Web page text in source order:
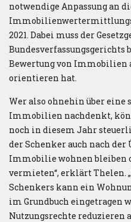
notwendige Anpassung an
2021. Dabei muss der
Bundesverfassungsgerichts
Bewertung von Immobilien
orientieren hat.
Wer also ohnehin über eine
Immobilien nachdenkt,
noch in diesem Jahr
der Schenker auch nach
Immobilie wohnen bleiben
vermieten“, erklärt Thelen.
Schenkers kann ein
im Grundbuch eingetragen
Nutzungsrechte reduzieren